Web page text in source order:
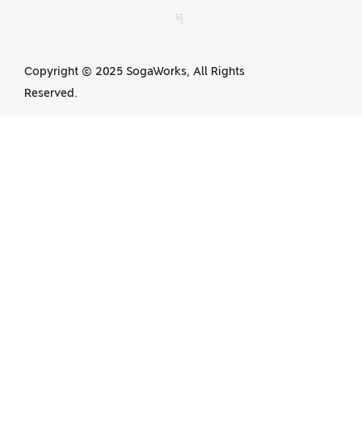
号
Copyright © 2025 SogaWorks, All Rights
Reserved.